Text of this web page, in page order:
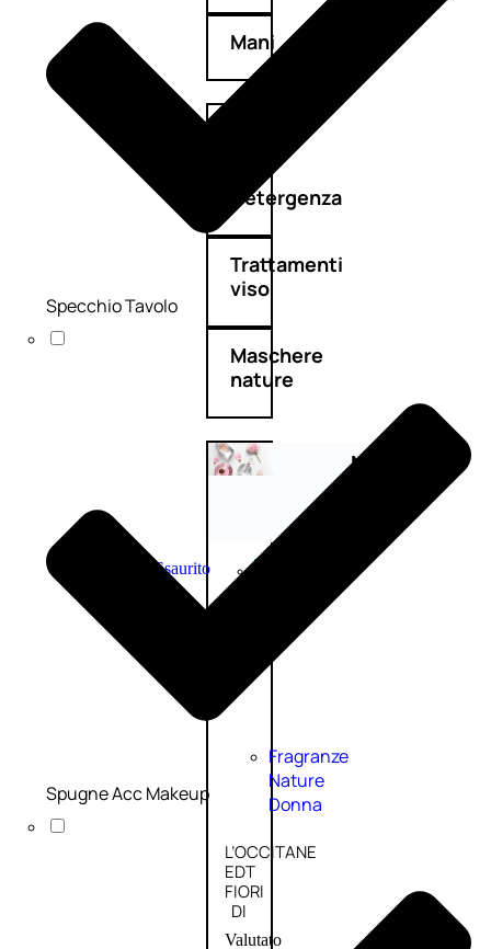
Mani
Detergenza
Trattamenti
viso
Maschere
nature
Novità
Esaurito
Fragranze
Nature
Donna
L’OCCITANE
EDT
FIORI
DI
Valutato
Specchio Tavolo
Spugne Acc Makeup